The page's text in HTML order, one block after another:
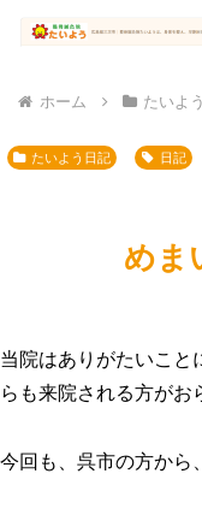
ホーム たいよ
たいよう日記 日記
めま
当院はありがたいこと
らも来院される方がお
今回も、呉市の方から